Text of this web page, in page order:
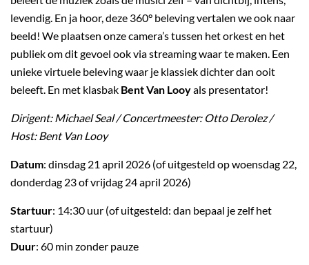
levendig. En ja hoor, deze 360° beleving vertalen we ook naar
beeld! We plaatsen onze camera’s tussen het orkest en het
publiek om dit gevoel ook via streaming waar te maken. Een
unieke virtuele beleving waar je klassiek dichter dan ooit
beleeft. En met klasbak Bent Van Looyals presentator!
Dirigent: Michael Seal / Concertmeester: Otto Derolez /
Host: Bent Van Looy
Datum: dinsdag 21 april 2026 (of uitgesteld op woensdag 22,
donderdag 23 of vrijdag 24 april 2026)
Startuur: 14:30 uur (of uitgesteld: dan bepaal je zelf het
startuur)
Duur: 60 min zonder pauze